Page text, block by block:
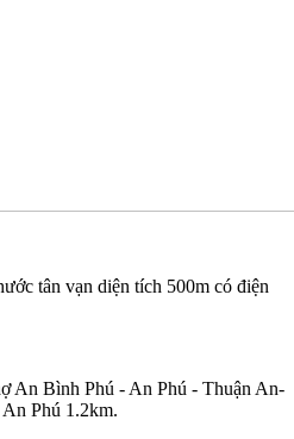
tân vạn diện tích 500m có điện
An Bình Phú - An Phú - Thuận An-
Phú 1.2km.